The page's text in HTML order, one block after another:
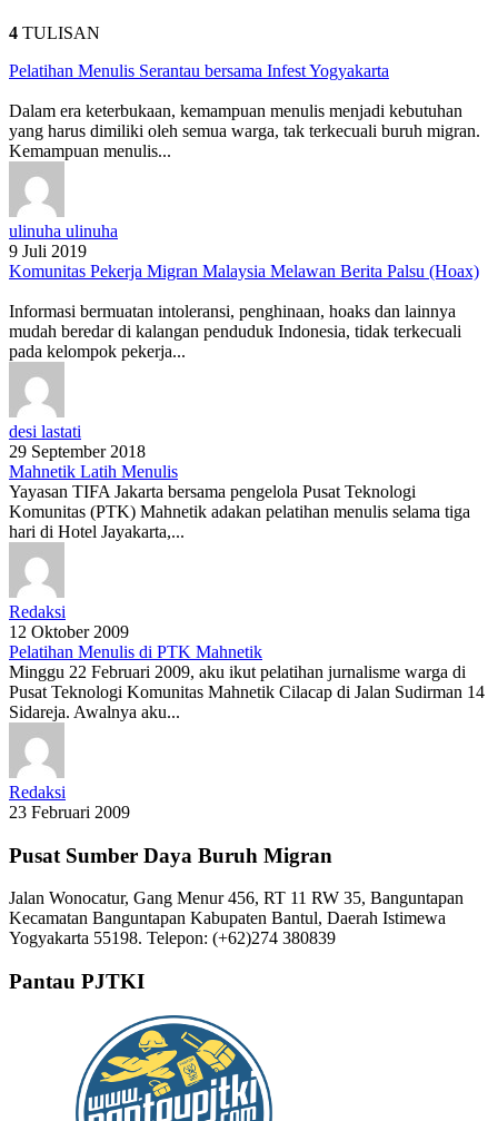
4 TULISAN
Pelatihan Menulis Serantau bersama Infest Yogyakarta
Dalam era keterbukaan, kemampuan menulis menjadi kebutuhan
yang harus dimiliki oleh semua warga, tak terkecuali buruh migran.
Kemampuan menulis...
ulinuha ulinuha
9 Juli 2019
Komunitas Pekerja Migran Malaysia Melawan Berita Palsu (Hoax)
Informasi bermuatan intoleransi, penghinaan, hoaks dan lainnya
mudah beredar di kalangan penduduk Indonesia, tidak terkecuali
pada kelompok pekerja...
desi lastati
29 September 2018
Mahnetik Latih Menulis
Yayasan TIFA Jakarta bersama pengelola Pusat Teknologi
Komunitas (PTK) Mahnetik adakan pelatihan menulis selama tiga
hari di Hotel Jayakarta,...
Redaksi
12 Oktober 2009
Pelatihan Menulis di PTK Mahnetik
Minggu 22 Februari 2009, aku ikut pelatihan jurnalisme warga di
Pusat Teknologi Komunitas Mahnetik Cilacap di Jalan Sudirman 14
Sidareja. Awalnya aku...
Redaksi
23 Februari 2009
Pusat Sumber Daya Buruh Migran
Jalan Wonocatur, Gang Menur 456, RT 11 RW 35, Banguntapan
Kecamatan Banguntapan Kabupaten Bantul, Daerah Istimewa
Yogyakarta 55198. Telepon: (+62)274 380839
Pantau PJTKI